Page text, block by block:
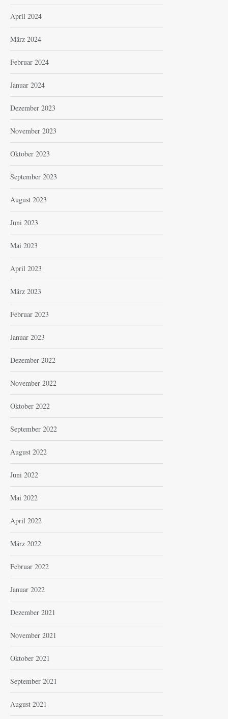
April 2024
März 2024
Februar 2024
Januar 2024
Dezember 2023
November 2023
Oktober 2023
September 2023
August 2023
Juni 2023
Mai 2023
April 2023
März 2023
Februar 2023
Januar 2023
Dezember 2022
November 2022
Oktober 2022
September 2022
August 2022
Juni 2022
Mai 2022
April 2022
März 2022
Februar 2022
Januar 2022
Dezember 2021
November 2021
Oktober 2021
September 2021
August 2021